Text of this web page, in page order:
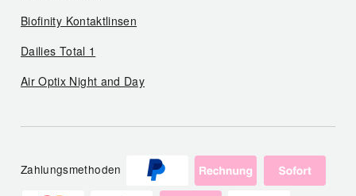
Biofinity Kontaktlinsen
Dailies Total 1
Air Optix Night and Day
Zahlungsmethoden